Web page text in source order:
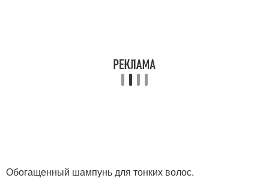
Обогащенный шампунь для тонких волос.